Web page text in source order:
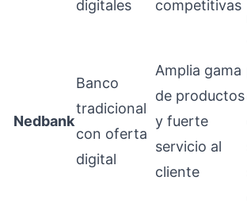
digitales competitivas
Nedbank
Banco
tradicional
con oferta
digital
Amplia gama
de productos
y fuerte
servicio al
cliente